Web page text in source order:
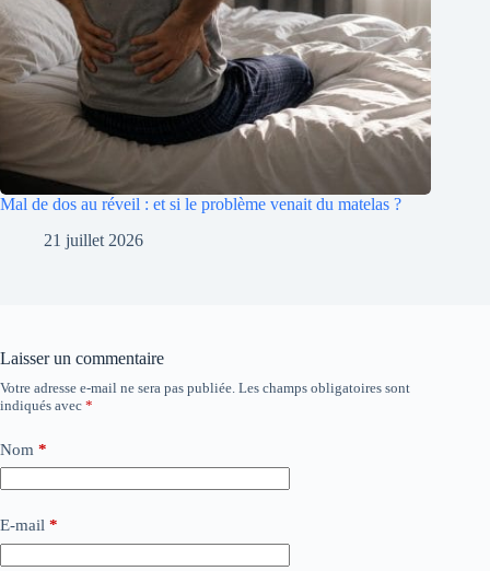
Mal de dos au réveil : et si le problème venait du matelas ?
21 juillet 2026
Laisser un commentaire
Votre adresse e-mail ne sera pas publiée. Les champs obligatoires sont
indiqués avec *
Nom *
E-mail *